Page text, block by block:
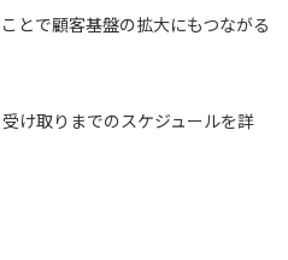
とで顧客基盤の拡大にもつながる
け取りまでのスケジュールを詳